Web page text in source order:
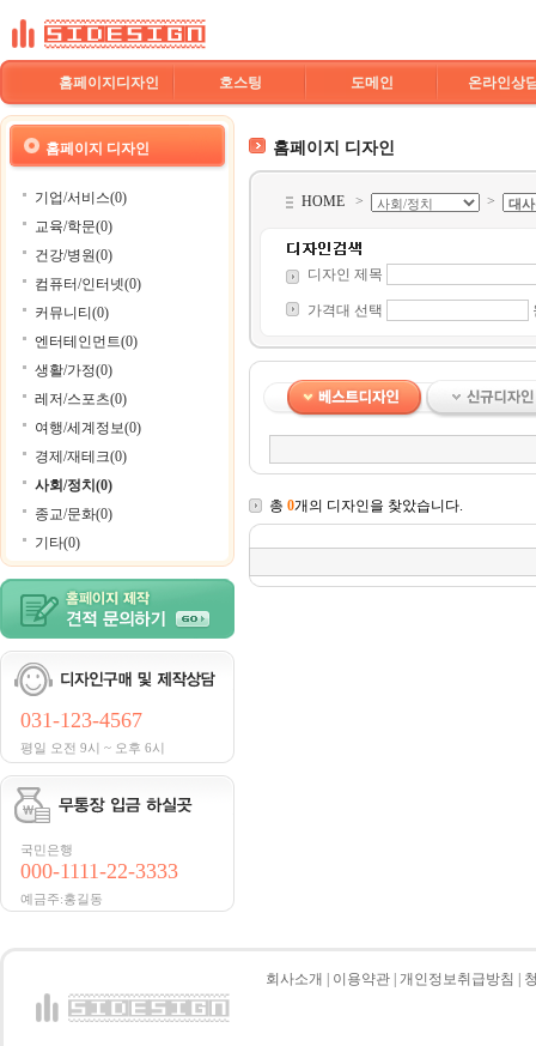
홈페이지디자인 호스팅 도메인 온라인상
홈페이지 디자인
기업/서비스(0)
교육/학문(0)
건강/병원(0)
컴퓨터/인터넷(0)
커뮤니티(0)
엔터테인먼트(0)
생활/가정(0)
레저/스포츠(0)
여행/세계정보(0)
경제/재테크(0)
사회/정치(0)
종교/문화(0)
기타(0)
031-123-4567
평일 오전 9시 ~ 오후 6시
국민은행
000-1111-22-3333
예금주:홍길동
홈페이지 디자인
HOME > >
디자인 제목
가격대 선택
총 0개의 디자인을 찾았습니다.
회사소개 이용약관 개인정보취급방침